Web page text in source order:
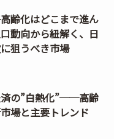
齢化はどこまで進ん
動向から紐解く、日
狙うべき市場
済の”白熱化”──高齢
場と主要トレンド